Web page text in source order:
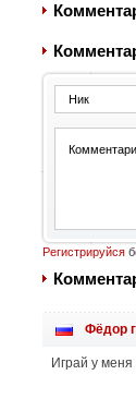
Регистрируйся
Фёдор
Играй у